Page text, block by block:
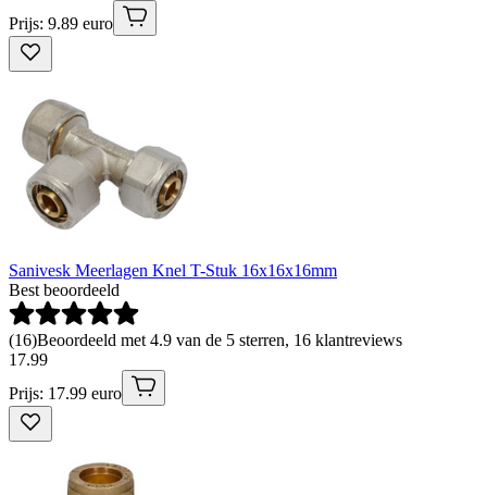
Prijs: 9.89 euro
Sanivesk Meerlagen Knel T-Stuk 16x16x16mm
Best beoordeeld
(16)Beoordeeld met 4.9 van de 5 sterren, 16 klantreviews
17.99
Prijs: 17.99 euro